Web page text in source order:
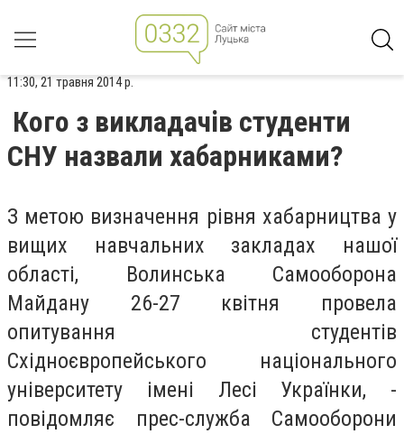
11:30, 21 травня 2014 р.
Кого з викладачів студенти
СНУ назвали хабарниками?
З метою визначення рівня хабарництва у
вищих навчальних закладах нашої
області, Волинська Самооборона
Майдану 26-27 квітня провела
опитування студентів
Східноєвропейського національного
університету імені Лесі Українки, -
повідомляє прес-служба Самооборони